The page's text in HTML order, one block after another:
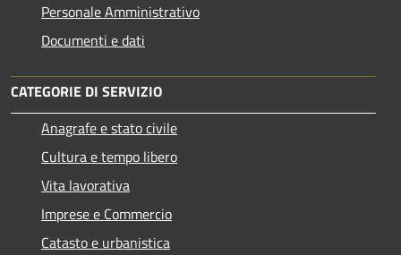
Personale Amministrativo
Documenti e dati
CATEGORIE DI SERVIZIO
Anagrafe e stato civile
Cultura e tempo libero
Vita lavorativa
Imprese e Commercio
Catasto e urbanistica